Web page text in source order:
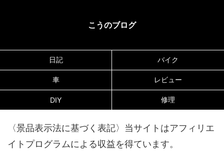
こうのブログ
日記 バイク
車 レビュー
DIY 修理
〈景品表示法に基づく表記〉当サイトはアフィリエ
イトプログラムによる収益を得ています。